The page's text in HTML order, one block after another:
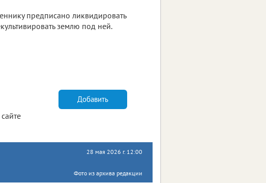
предписано ликвидировать
землю под ней.
Добавить
28 мая 2026 г. 12:00
Фото из архива редакции